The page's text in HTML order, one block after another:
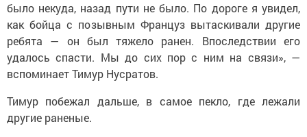
было некуда, назад пути не было. По дороге я увидел,
как бойца с позывным Француз вытаскивали другие
ребята — он был тяжело ранен. Впоследствии его
удалось спасти. Мы до сих пор с ним на связи», —
вспоминает Тимур Нусратов.
Тимур побежал дальше, в самое пекло, где лежали
другие раненые.